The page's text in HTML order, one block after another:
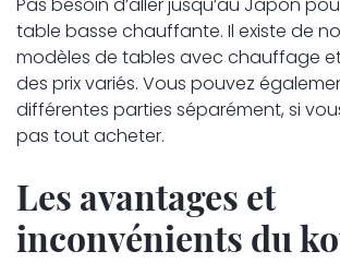
Pas besoin d’aller jusqu’au Japon
table basse chauffante. Il existe de
modèles de tables avec chauffage
des prix variés. Vous pouvez
différentes parties séparément, si
pas tout acheter.
Les avantages et
inconvénients du